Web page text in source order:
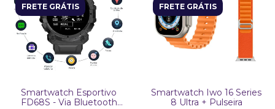
FRETE GRÁTIS
Smartwatch Esportivo
FD68S - Via Bluetooth
FRETE GRÁTIS
Smartwatch Iwo 16 Series
8 Ultra + Pulseira